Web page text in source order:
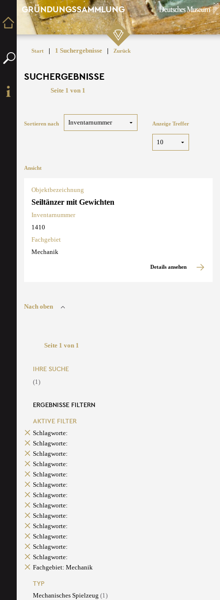
GRÜNDUNGSSAMMLUNG
Start | 1 Suchergebnisse | Zurück
SUCHERGEBNISSE
Seite 1 von 1
Sortieren nach Anzeige Treffer
Ansicht
Objektbezeichnung
Seiltänzer mit Gewichten
Inventarnummer
1410
Fachgebiet
Mechanik
Details ansehen
Nach oben
Seite 1 von 1
IHRE SUCHE
(1)
ERGEBNISSE FILTERN
AKTIVE FILTER
Schlagworte:
Schlagworte:
Schlagworte:
Schlagworte:
Schlagworte:
Schlagworte:
Schlagworte:
Schlagworte:
Schlagworte:
Schlagworte:
Schlagworte:
Schlagworte:
Schlagworte:
Fachgebiet: Mechanik
TYP
Mechanisches Spielzeug (1)